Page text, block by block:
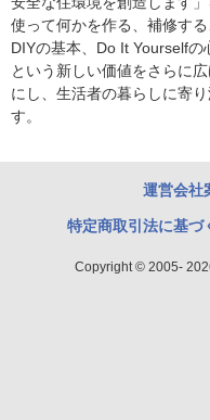
使って何かを作る、補修す
DIYの基本、Do It Yourselfの
という新しい価値をさらに
にし、生活者の暮らしに寄
す。
運営会社
特定商取引法に基づ
Copyright © 2005-